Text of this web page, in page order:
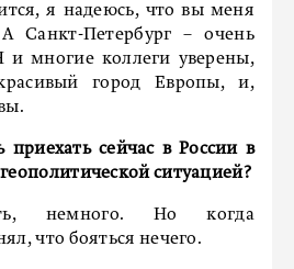
я надеюсь, что вы меня
Санкт-Петербург – очень
и многие коллеги уверены,
город Европы, и,
сейчас в России в
ситуацией?
немного. Но когда
что бояться нечего.